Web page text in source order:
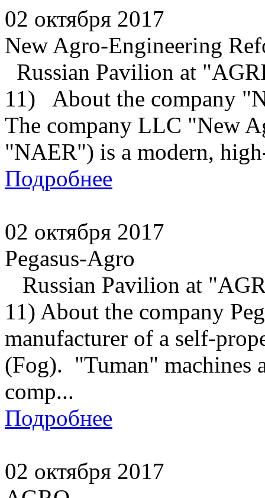
02 октября 2017
New Agro-Engineering
Russian Pavilion at
11) About the company
The company LLC "New
"NAER") is a modern,
Подробнее
02 октября 2017
Pegasus-Agro
Russian Pavilion at
11) About the company
manufacturer of a self-
(Fog). "Tuman" machines
comp...
Подробнее
02 октября 2017